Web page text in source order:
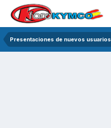
Presentaciones de nuevos usuarios